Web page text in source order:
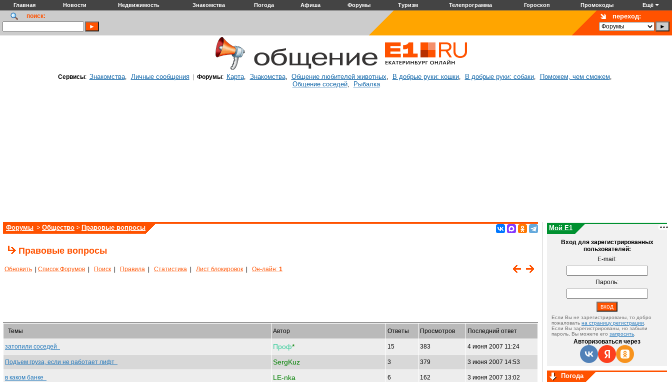
Главная Новости Недвижимость Знакомства Погода Афиша Форумы Туризм Телепрограмма Гороскоп Промокоды Ещё
поиск: переход:
Сервисы: Знакомства, Личные сообщения| Форумы: Карта, Знакомства, Общение любителей животных, В добрые руки: кошки, В добрые руки: собаки, Поможем, чем сможем,
Общение соседей, Рыбалка
Форумы > Общество > Правовые вопросы
Правовые вопросы
Обновить Список Форумов Поиск Правила Статистика Лист блокировок Он-лайн: 1
Темы Автор Ответы Просмотров Последний ответ
затопили соседей Проф* 15 383 4 июня 2007 11:24
Подъем груза, если не работает лифт SergKuz 3 379 3 июня 2007 14:53
в каком банке LE-nka 6 162 3 июня 2007 13:02
Мой E1
Вход для зарегистрированных
пользователей:
E-mail:
Пароль:
Если Вы не зарегистрированы, то добро
пожаловать на страницу регистрации
Если Вы зарегистрированы, но забыли
пароль, Вы можете его запросить
Авторизоваться через
Погода